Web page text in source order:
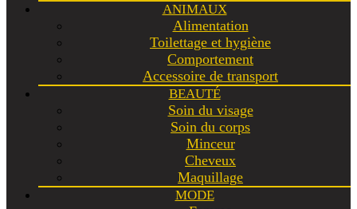
ANIMAUX
Alimentation
Toilettage et hygiène
Comportement
Accessoire de transport
BEAUTÉ
Soin du visage
Soin du corps
Minceur
Cheveux
Maquillage
MODE